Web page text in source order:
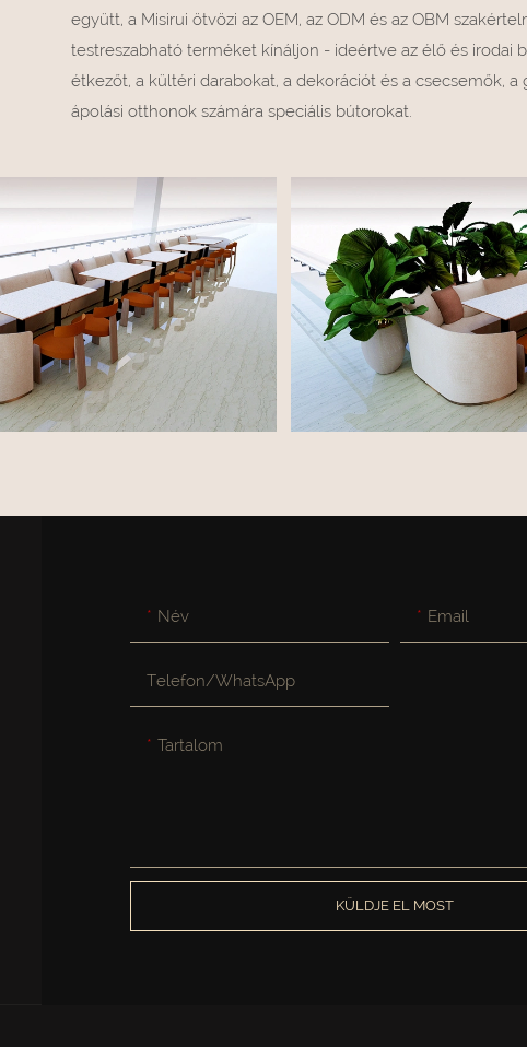
együtt, a Misirui ötvözi az OEM, az ODM és az OBM
testreszabható terméket kínáljon - ideértve az élő és irodai
étkezőt, a kültéri darabokat, a dekorációt és a csecsemők, a
ápolási otthonok számára speciális bútorokat.
Név Email
Telefon/WhatsApp
Tartalom
KÜLDJE EL MOST